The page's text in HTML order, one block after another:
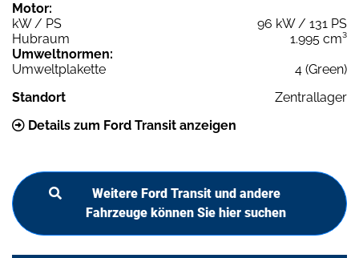
Motor:
kW / PS
96 kW / 131 PS
Hubraum
1.995 cm³
Umweltnormen:
Umweltplakette
4 (Green)
Standort
Zentrallager
Details zum Ford Transit anzeigen
Weitere Ford Transit und andere
Fahrzeuge können Sie hier suchen